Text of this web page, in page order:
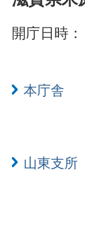
開庁日時：
本庁舎
山東支所